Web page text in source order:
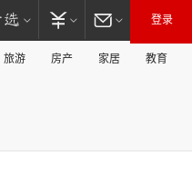
登录
旅游 房产 家居 教育